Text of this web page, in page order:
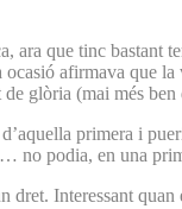
ara que tinc bastant
ocasió afirmava que
de glòria (mai més
primera i
no podia, en una
dret. Interessant